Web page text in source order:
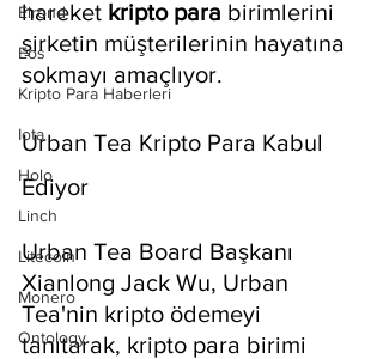
Elrond
Eos
Kripto Para Haberleri
Iota
Holo
Linch
Litecoin
Monero
Ontology
hareket kripto para birimlerini
şirketin müşterilerinin hayatına
sokmayı amaçlıyor.
Urban Tea Kripto Para Kabul
Ediyor
Urban Tea Board Başkanı
Xianlong Jack Wu, Urban
Tea'nin kripto ödemeyi
tanıtarak, kripto para birimi